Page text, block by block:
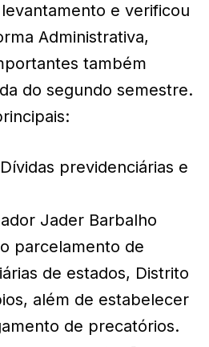
e verificou
Administrativa,
também
do segundo semestre.
previdenciárias e
Jader Barbalho
parcelamento de
de estados, Distrito
além de estabelecer
de precatórios.